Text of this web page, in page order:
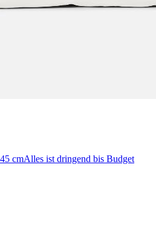
cmAlles ist dringend bis Budget